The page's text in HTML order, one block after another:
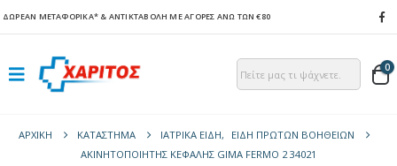
ΔΩΡΕΑΝ ΜΕΤΑΦΟΡΙΚΑ* & ΑΝΤΙΚΤΑΒΟΛΗ ΜΕ ΑΓΟΡΕΣ ΑΝΩ ΤΩΝ €80
0
ΑΡΧΙΚΉ ΚΑΤΆΣΤΗΜΑ ΙΑΤΡΙΚΑ ΕΙΔΗ,
ΕΙΔΗ ΠΡΩΤΩΝ ΒΟΗΘΕΙΩΝ
ΑΚΙΝΗΤΟΠΟΙΗΤΉΣ ΚΕΦΑΛΉΣ GIMA FERMO 2 34021